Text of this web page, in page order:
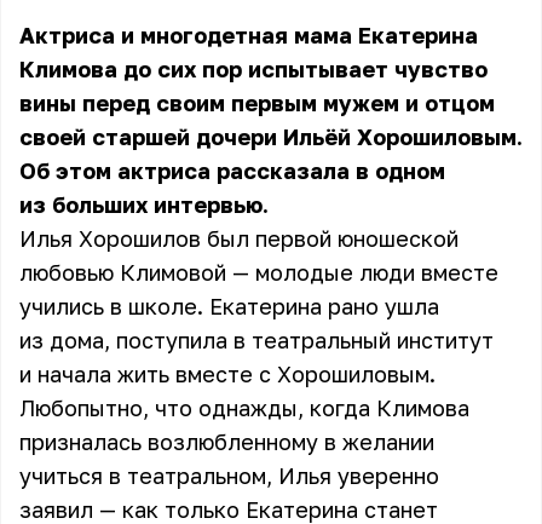
Актриса и многодетная мама Екатерина
Климова до сих пор испытывает чувство
вины перед своим первым мужем и отцом
своей старшей дочери Ильёй Хорошиловым.
Об этом актриса рассказала в одном
из больших интервью.
Илья Хорошилов был первой юношеской
любовью Климовой — молодые люди вместе
учились в школе. Екатерина рано ушла
из дома, поступила в театральный институт
и начала жить вместе с Хорошиловым.
Любопытно, что однажды, когда Климова
призналась возлюбленному в желании
учиться в театральном, Илья уверенно
заявил — как только Екатерина станет